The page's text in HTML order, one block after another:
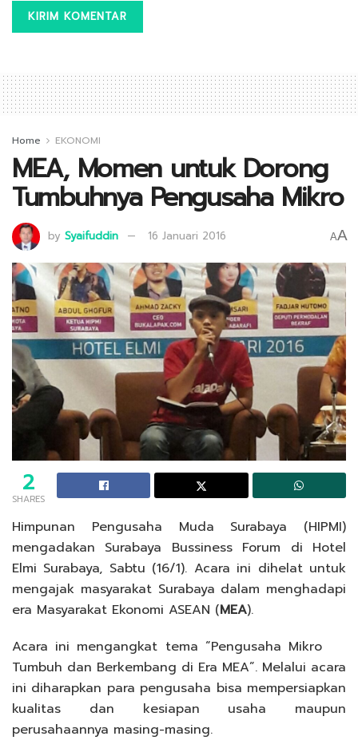
Home EKONOMI
MEA, Momen untuk Dorong
Tumbuhnya Pengusaha Mikro
by Syaifuddin 16 Januari 2016 AA
2
SHARES
Himpunan Pengusaha Muda Surabaya (HIPMI)
mengadakan Surabaya Bussiness Forum di Hotel
Elmi Surabaya, Sabtu (16/1). Acara ini dihelat untuk
mengajak masyarakat Surabaya dalam menghadapi
era Masyarakat Ekonomi ASEAN (MEA).
Acara ini mengangkat tema “Pengusaha Mikro
Tumbuh dan Berkembang di Era MEA”. Melalui acara
ini diharapkan para pengusaha bisa mempersiapkan
kualitas dan kesiapan usaha maupun
perusahaannya masing-masing.